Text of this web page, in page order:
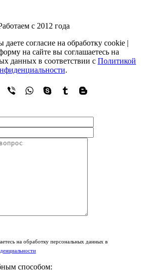
с 2012 года
даете согласие на обработку cookie |
на сайте вы соглашаетесь на
данных в соответствии с Политикой
.
на обработку персональных данных в
способом: